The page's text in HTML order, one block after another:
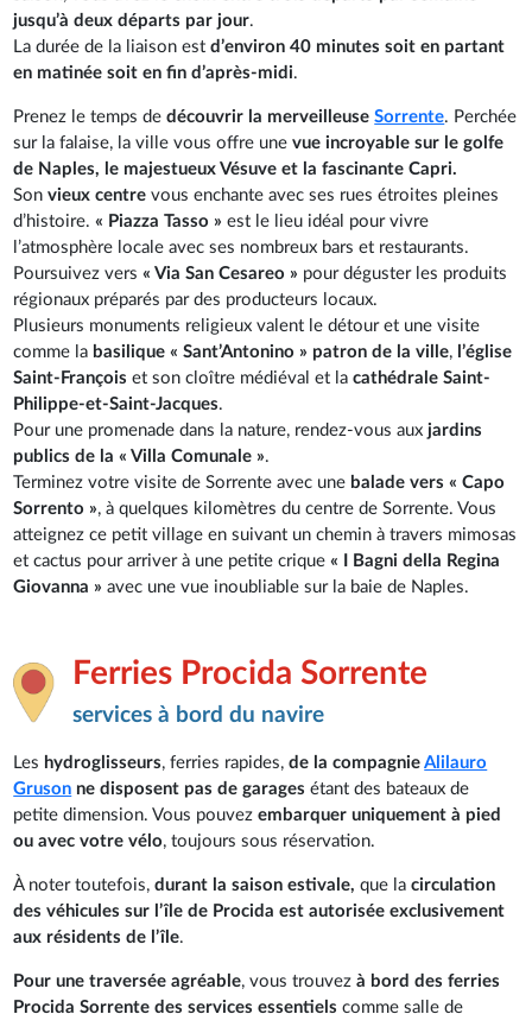
jusqu’à deux départs par jour.
La durée de la liaison est d’environ 40 minutes soit en partant
en matinée soit en fin d’après-midi.
Prenez le temps dedécouvrir la merveilleuseSorrente. Perchée
sur la falaise, la ville vous offre unevue incroyable sur le golfe
de Naples, le majestueux Vésuve et la fascinante Capri.
Sonvieux centre vous enchante avec ses rues étroites pleines
d’histoire.« Piazza Tasso » est le lieu idéal pour vivre
l’atmosphère locale avec ses nombreux bars et restaurants.
Poursuivez vers « Via San Cesareo » pour déguster les produits
régionaux préparés par des producteurs locaux.
Plusieurs monuments religieux valent le détour et une visite
comme la basilique « Sant’Antonino » patron de la ville, l’église
Saint-François et son cloître médiéval et lacathédrale Saint-
Philippe-et-Saint-Jacques.
Pour une promenade dans la nature, rendez-vous auxjardins
publics de la « Villa Comunale ».
Terminez votre visite de Sorrente avec une balade vers « Capo
Sorrento », à quelques kilomètres du centre de Sorrente. Vous
atteignez ce petit village en suivant un chemin à travers mimosas
et cactus pour arriver à une petite crique« I Bagni della Regina
Giovanna » avec une vue inoubliable sur la baie de Naples.
Ferries Procida Sorrente
services à bord du navire
Les hydroglisseurs, ferries rapides,de la compagnieAlilauro
Gruson ne disposent pas de garages étant des bateaux de
petite dimension. Vous pouvezembarquer uniquement à pied
ou avec votre vélo, toujours sous réservation.
À noter toutefois,durant la saison estivale, que la circulation
des véhicules sur l’île de Procida est autorisée exclusivement
aux résidents de l’île.
Pour une traversée agréable, vous trouvezà bord des ferries
Procida Sorrente des services essentiels comme salle de